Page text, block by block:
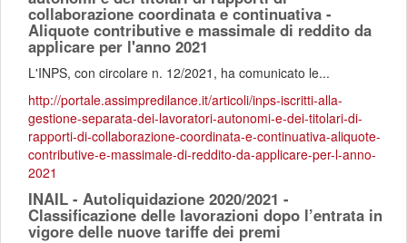
collaborazione coordinata e continuativa -
Aliquote contributive e massimale di reddito da
applicare per l'anno 2021
L'INPS, con circolare n. 12/2021, ha comunicato le...
http://portale.assimpredilance.it/articoli/inps-iscritti-alla-
gestione-separata-dei-lavoratori-autonomi-e-dei-titolari-di-
rapporti-di-collaborazione-coordinata-e-continuativa-aliquote-
contributive-e-massimale-di-reddito-da-applicare-per-l-anno-
2021
INAIL - Autoliquidazione 2020/2021 -
Classificazione delle lavorazioni dopo l’entrata in
vigore delle nuove tariffe dei premi